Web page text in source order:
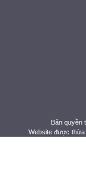
Bản quyền
Website được